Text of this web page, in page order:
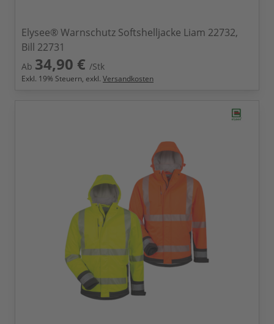
Elysee® Warnschutz Softshelljacke Liam 22732,
Bill 22731
Ab 34,90 € /Stk
Exkl. 19% Steuern, exkl. Versandkosten